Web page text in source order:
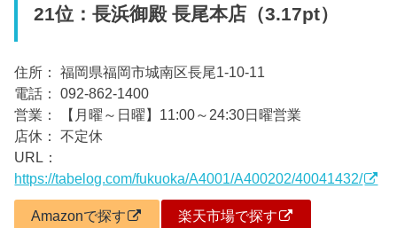
21位：長浜御殿 長尾本店（3.17pt）
住所： 福岡県福岡市城南区長尾1-10-11
電話： 092-862-1400
営業： 【月曜～日曜】11:00～24:30日曜営業
店休： 不定休
URL：
https://tabelog.com/fukuoka/A4001/A400202/40041432/
Amazonで探す 楽天市場で探す